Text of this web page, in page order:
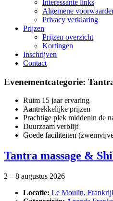
Interessante links
Algemene
Privacy verklaring
Prijzen
Prijzen overzicht
Kortingen
Inschrijven
Contact
Evenementcategorie:
Ruim 15 jaar ervaring
Aantrekkelijke prijzen
Prachtige plek middenin de
Duurzaam verblijf
Goede faciliteiten
Tantra massage &
2 – 8 augustus 2026
Locatie: Le Moulin,